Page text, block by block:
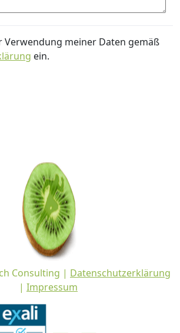
Verwendung meiner Daten gemäß
ein.
Consulting | Datenschutzerklärung
| Impressum